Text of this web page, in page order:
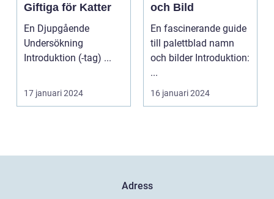
Giftiga för Katter
En Djupgående
Undersökning
Introduktion (-tag) ...
17 januari 2024
och Bild
En fascinerande guide
till palettblad namn
och bilder Introduktion:
...
16 januari 2024
Adress